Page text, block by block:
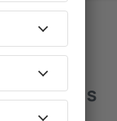
Hotels